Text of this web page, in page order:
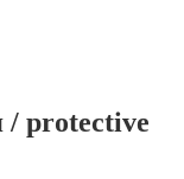
/ protective